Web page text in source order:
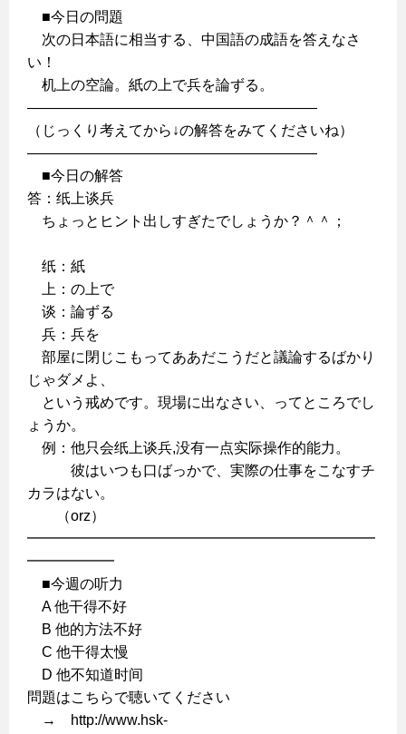
■今日の問題
次の日本語に相当する、中国語の成語を答えなさ
い！
机上の空論。紙の上で兵を論ずる。
————————————————————
（じっくり考えてから↓の解答をみてくださいね）
————————————————————
■今日の解答
答：纸上谈兵
ちょっとヒント出しすぎたでしょうか？＾＾；
纸：紙
上：の上で
谈：論ずる
兵：兵を
部屋に閉じこもってああだこうだと議論するばかり
じゃダメよ、
という戒めです。現場に出なさい、ってところでし
ょうか。
例：他只会纸上谈兵,没有一点实际操作的能力。
彼はいつも口ばっかで、実際の仕事をこなすチ
カラはない。
（orz）
━━━━━━━━━━━━━━━━━━━━━━━━
━━━━━━
■今週の听力
A 他干得不好
B 他的方法不好
C 他干得太慢
D 他不知道时间
問題はこちらで聴いてください
→ http://www.hsk-